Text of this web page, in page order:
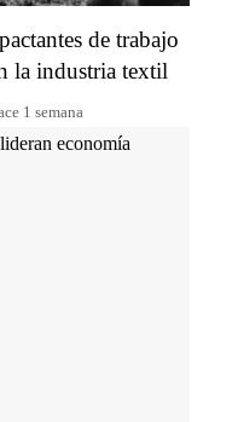
de trabajo
la industria textil
1 semana